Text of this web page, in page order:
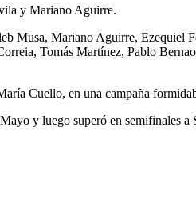
y Mariano Aguirre.
Musa, Mariano Aguirre, Ezequiel
Tomás Martínez, Pablo
Cuello, en una campaña
y luego superó en semifinales